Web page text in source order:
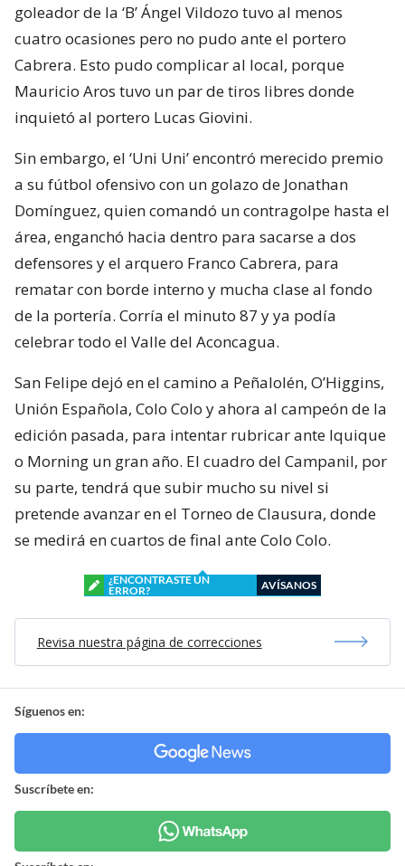
goleador de la ‘B’ Ángel Vildozo tuvo al menos
cuatro ocasiones pero no pudo ante el portero
Cabrera. Esto pudo complicar al local, porque
Mauricio Aros tuvo un par de tiros libres donde
inquietó al portero Lucas Giovini.
Sin embargo, el ‘Uni Uni’ encontró merecido premio
a su fútbol ofensivo con un golazo de Jonathan
Domínguez, quien comandó un contragolpe hasta el
área, enganchó hacia dentro para sacarse a dos
defensores y el arquero Franco Cabrera, para
rematar con borde interno y mucha clase al fondo
de la portería. Corría el minuto 87 y ya podía
celebrar todo el Valle del Aconcagua.
San Felipe dejó en el camino a Peñalolén, O’Higgins,
Unión Española, Colo Colo y ahora al campeón de la
edición pasada, para intentar rubricar ante Iquique
o Morning un gran año. El cuadro del Campanil, por
su parte, tendrá que subir mucho su nivel si
pretende avanzar en el Torneo de Clausura, donde
se medirá en cuartos de final ante Colo Colo.
¿ENCONTRASTE UN
ERROR?
AVÍSANOS
Revisa nuestra página de correcciones
Síguenos en:
Suscríbete en: